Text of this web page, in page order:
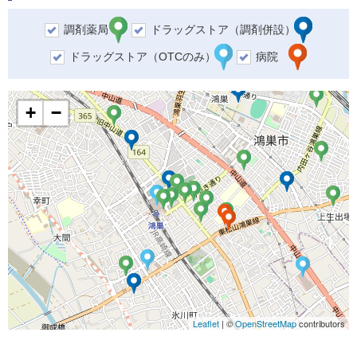
調剤薬局 ドラッグストア（調剤併設）
ドラッグストア（OTCのみ） 病院
+ −
Leaflet | ©OpenStreetMapcontributors